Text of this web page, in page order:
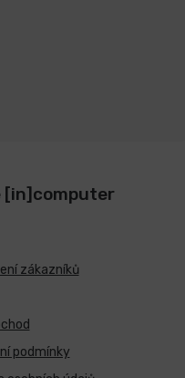
[in]computer
zákazníků
podmínky